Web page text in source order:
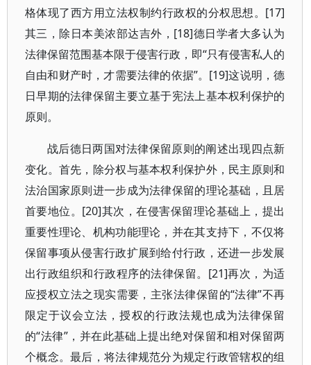
格体现了西方用立法权制约行政权的分权思想。[17]
其三，除日本美浓部达吉外，[18]德日学者大多认为
法律保留范围基本限于侵害行政，即“只有侵害私人的
自由和财产时，才需要法律的依据”。[19]这说明，德
日早期的法律保留主要立基于宪法上基本权利保护的
原则。
战后德日两国对法律保留原则的阐述出现四点新
变化。首先，除分权与基本权利保护外，民主原则和
法治国家原则进一步成为法律保留的理论基础，且居
首要地位。[20]其次，在侵害保留理论基础上，提出
重要性理论、机构功能理论，并在其支持下，不仅将
保留事项从侵害行政扩展到给付行政，还进一步发展
出行政组织和行政程序的法律保留。[21]再次，为适
应授权立法之现实需要，主张法律保留的“法律”不再
限定于议会立法，授权的行政法规也成为法律保留
的“法律”，并在此基础上提出绝对保留和相对保留两
个概念。最后，将法律规范分为规定行政管辖权的组